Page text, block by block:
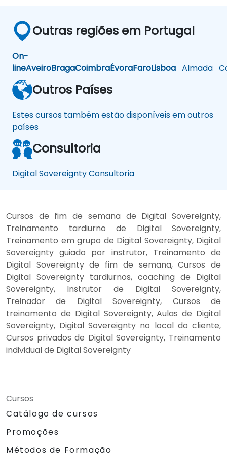
Outras regiões em Portugal
On-
lineAveiroBragaCoimbraÉvoraFaroLisboa Almada
Outros Países
Estes cursos também estão disponíveis em outros
países
Consultoria
Digital Sovereignty Consultoria
Cursos de fim de semana de Digital Sovereignty,
Treinamento tardiurno de Digital Sovereignty,
Treinamento em grupo de Digital Sovereignty, Digital
Sovereignty guiado por instrutor, Treinamento de
Digital Sovereignty de fim de semana, Cursos de
Digital Sovereignty tardiurnos, coaching de Digital
Sovereignty, Instrutor de Digital Sovereignty,
Treinador de Digital Sovereignty, Cursos de
treinamento de Digital Sovereignty, Aulas de Digital
Sovereignty, Digital Sovereignty no local do cliente,
Cursos privados de Digital Sovereignty, Treinamento
individual de Digital Sovereignty
Cursos
Catálogo de cursos
Promoções
Métodos de Formação